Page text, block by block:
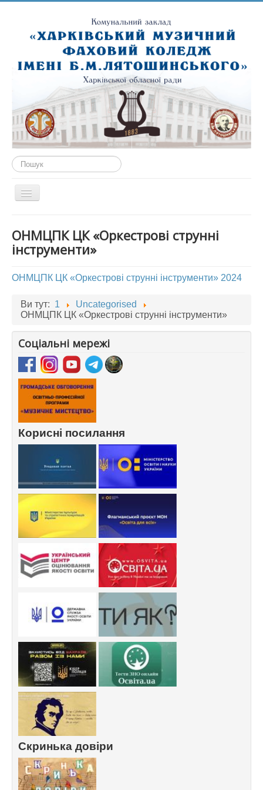
Пошук...
Перемикач
ПРО НАС
АБІТУРІЄНТУ
СТУДЕНТУ
КАБІНЕТ МЕТОДИСТА
НАВЧАЛЬНО-ВИХОВНА РОБОТА
МИСТЕЦЬКІ ПРОЄКТИ
БІБЛІОТЕКА, ФОНОТЕКА
МИСТЕЦЬКА ШКОЛА ПРИ ХМФК
ОНМЦПК ЦК «Оркестрові струнні
інструменти»
ОНМЦПК ЦК «Оркестрові струнні інструменти» 2024
Ви тут: 1
Uncategorised
ОНМЦПК ЦК «Оркестрові струнні інструменти»
Соціальні мережі
Корисні посилання
Скринька довіри